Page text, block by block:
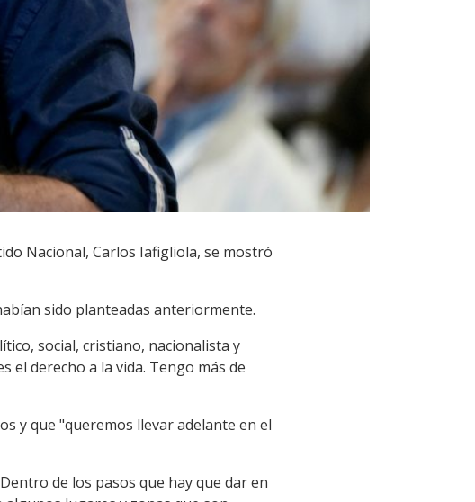
Nacional, Carlos Iafigliola, se mostró
sido planteadas anteriormente.
social, cristiano, nacionalista y
el derecho a la vida. Tengo más de
y que "queremos llevar adelante en el
de los pasos que hay que dar en